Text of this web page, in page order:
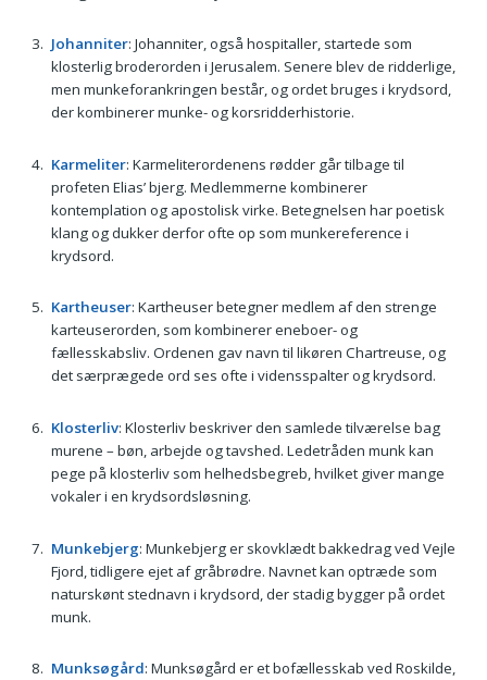
Johanniter: Johanniter, også hospitaller, startede som
klosterlig broderorden i Jerusalem. Senere blev de ridderlige,
men munkeforankringen består, og ordet bruges i krydsord,
der kombinerer munke- og korsridderhistorie.
Karmeliter: Karmeliterordenens rødder går tilbage til
profeten Elias’ bjerg. Medlemmerne kombinerer
kontemplation og apostolisk virke. Betegnelsen har poetisk
klang og dukker derfor ofte op som munke­reference i
krydsord.
Kartheuser: Kartheuser betegner medlem af den strenge
karteuserorden, som kombinerer eneboer- og
fællesskabsliv. Ordenen gav navn til likøren Chartreuse, og
det særprægede ord ses ofte i vidensspalter og krydsord.
Klosterliv: Klosterliv beskriver den samlede tilværelse bag
murene – bøn, arbejde og tavshed. Ledetråden munk kan
pege på klosterliv som helhedsbegreb, hvilket giver mange
vokaler i en krydsordsløsning.
Munkebjerg: Munkebjerg er skovklædt bakkedrag ved Vejle
Fjord, tidligere ejet af gråbrødre. Navnet kan optræde som
naturskønt stednavn i krydsord, der stadig bygger på ordet
munk.
Munksøgård: Munksøgård er et bofællesskab ved Roskilde,